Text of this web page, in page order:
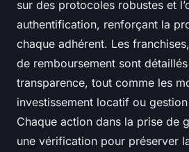
sur des protocoles robustes et
authentification, renforçant la
chaque adhérent. Les
de remboursement sont
transparence, tout comme les
investissement locatif ou
Chaque action dans la prise de
une vérification pour préserver